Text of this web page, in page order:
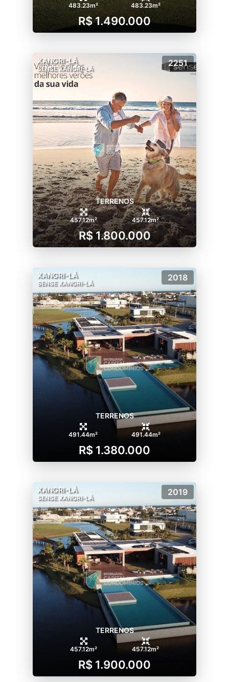
483.23m² 483.23m²
R$ 1.490.000
XANGRI-LÁ
SENSE XANGRI-LÁ
2251
TERRENOS
457.12m² 457.12m²
R$ 1.800.000
XANGRI-LÁ
SENSE XANGRI-LÁ
2018
TERRENOS
491.44m² 491.44m²
R$ 1.380.000
XANGRI-LÁ
SENSE XANGRI-LÁ
2019
TERRENOS
457.12m² 457.12m²
R$ 1.900.000